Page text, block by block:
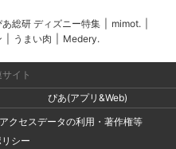
あ総研 ディズニー特集 mimot.
うまい肉 Medery.
イト
ぴあ(アプリ&Web)
アクセスデータの利用・著作権等
シー